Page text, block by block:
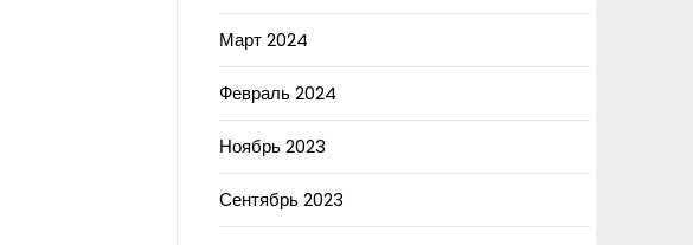
Март 2024
Февраль 2024
Ноябрь 2023
Сентябрь 2023